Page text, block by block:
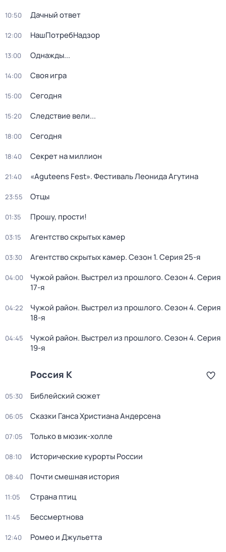
10:50 Дачный ответ
12:00 НашПотребНадзор
13:00 Однажды...
14:00 Своя игра
15:00 Сегодня
15:20 Следствие вели...
18:00 Сегодня
18:40 Секрет на миллион
21:40 «Aguteens Fest». Фестиваль Леонида Агутина
23:55 Отцы
01:35 Прошу, прости!
03:15 Агентство скрытых камер
03:30 Агентство скрытых камер. Сезон 1. Серия 25-я
04:00 Чужой район. Выстрел из прошлого. Сезон 4. Серия
17-я
04:22 Чужой район. Выстрел из прошлого. Сезон 4. Серия
18-я
04:45 Чужой район. Выстрел из прошлого. Сезон 4. Серия
19-я
Россия К
05:30 Библейский сюжет
06:05 Сказки Ганса Христиана Андерсена
07:05 Только в мюзик-холле
08:10 Исторические курорты России
08:40 Почти смешная история
11:05 Страна птиц
11:45 Бессмертнова
12:40 Ромео и Джульетта